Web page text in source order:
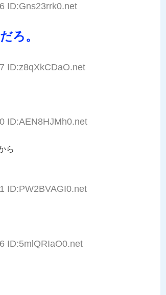
ID:Gns23rrk0.net
ろ。
ID:z8qXkCDaO.net
ID:AEN8HJMh0.net
ら
ID:PW2BVAGI0.net
ID:5mlQRIaO0.net